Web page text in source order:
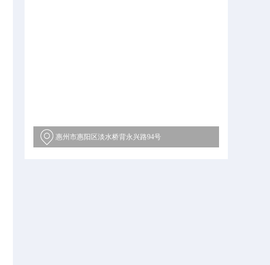
惠州市惠阳区淡水桥背永兴路94号